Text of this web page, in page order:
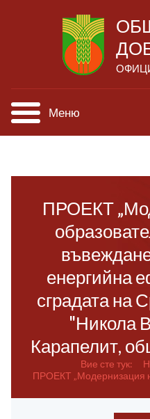
Меню
ПРОЕКТ
енергийна
сградата на
"Никола
Карапелит,
Вие сте тук:
ПРОЕКТ „Модернизация